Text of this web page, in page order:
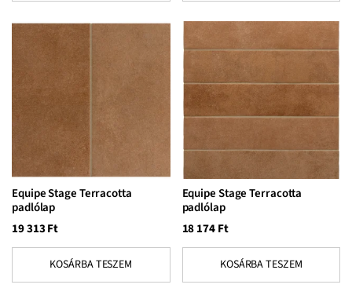
Equipe Stage Terracotta
padlólap
19 313Ft
KOSÁRBA TESZEM
Equipe Stage Terracotta
padlólap
18 174Ft
KOSÁRBA TESZEM